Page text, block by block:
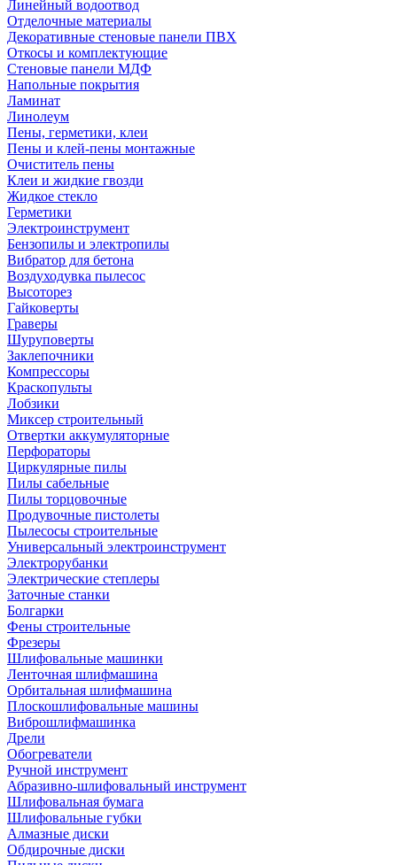
Линейный водоотвод
Отделочные материалы
Декоративные стеновые панели ПВХ
Откосы и комплектующие
Стеновые панели МДФ
Напольные покрытия
Ламинат
Линолеум
Пены, герметики, клеи
Пены и клей-пены монтажные
Очиститель пены
Клеи и жидкие гвозди
Жидкое стекло
Герметики
Электроинструмент
Бензопилы и электропилы
Вибратор для бетона
Воздуходувка пылесос
Высоторез
Гайковерты
Граверы
Шуруповерты
Заклепочники
Компрессоры
Краскопульты
Лобзики
Миксер строительный
Отвертки аккумуляторные
Перфораторы
Циркулярные пилы
Пилы сабельные
Пилы торцовочные
Продувочные пистолеты
Пылесосы строительные
Универсальный электроинструмент
Электрорубанки
Электрические степлеры
Заточные станки
Болгарки
Фены строительные
Фрезеры
Шлифовальные машинки
Ленточная шлифмашина
Орбитальная шлифмашина
Плоскошлифовальные машины
Виброшлифмашинка
Дрели
Обогреватели
Ручной инструмент
Абразивно-шлифовальный инструмент
Шлифовальная бумага
Шлифовальные губки
Алмазные диски
Обдирочные диски